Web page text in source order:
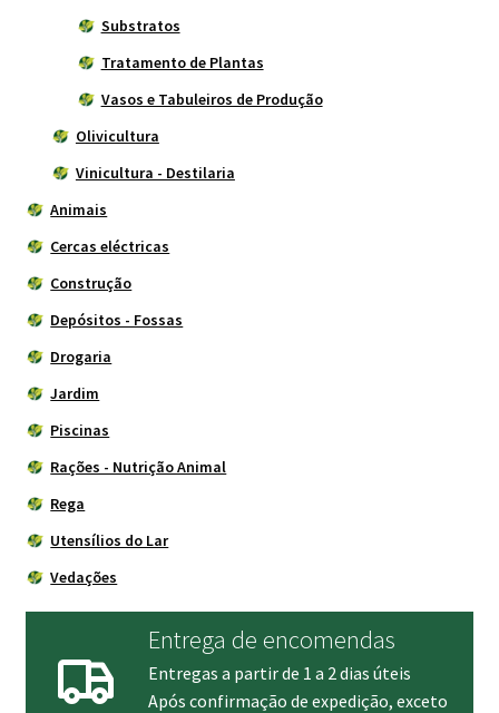
Substratos
Tratamento de Plantas
Vasos e Tabuleiros de Produção
Olivicultura
Vinicultura - Destilaria
Animais
Cercas eléctricas
Construção
Depósitos - Fossas
Drogaria
Jardim
Piscinas
Rações - Nutrição Animal
Rega
Utensílios do Lar
Vedações
Entrega de encomendas
Entregas a partir de 1 a 2 dias úteis
Após confirmação de expedição, exceto